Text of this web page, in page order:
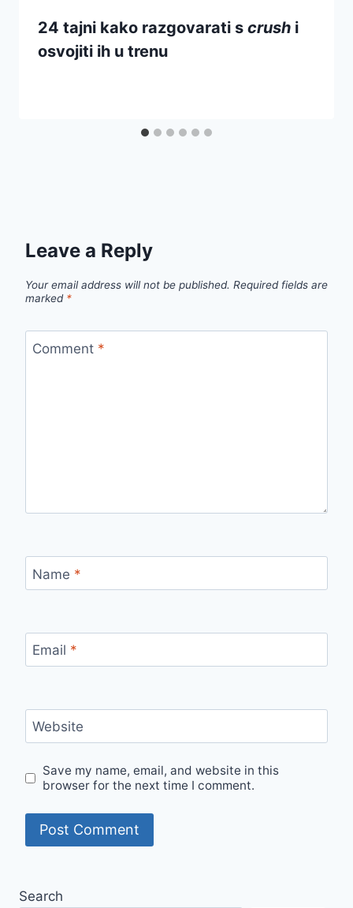
24 tajni kako razgovarati s crush i
osvojiti ih u trenu
Leave a Reply
Your email address will not be published. Required fields are
marked *
Comment *
Name *
Email *
Website
Save my name, email, and website in this
browser for the next time I comment.
Search